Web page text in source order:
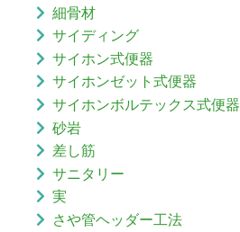
細骨材
サイディング
サイホン式便器
サイホンゼット式便器
サイホンボルテックス式便器
砂岩
差し筋
サニタリー
実
さや管ヘッダー工法